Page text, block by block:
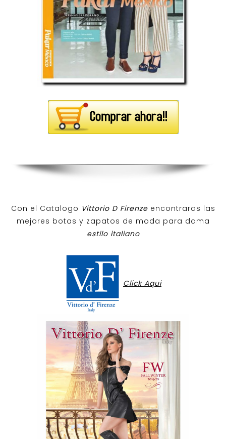
Con el Catalogo Vittorio D Firenzeencontraras las
mejores botas y zapatos de moda para dama
estilo italiano
Click Aqui